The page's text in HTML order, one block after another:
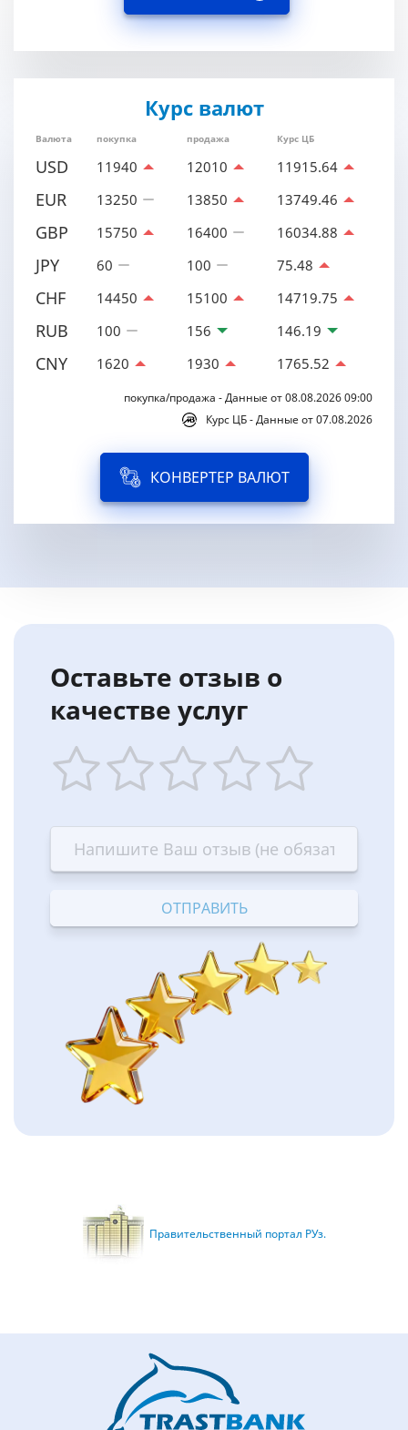
Курс валют
Валюта покупка продажа Курс ЦБ
USD 11940 12010 11915.64
EUR 13250 13850 13749.46
GBP 15750 16400 16034.88
JPY 60 100 75.48
CHF 14450 15100 14719.75
RUB 100 156 146.19
CNY 1620 1930 1765.52
покупка/продажа - Данные от 08.08.2026 09:00
Курс ЦБ - Данные от 07.08.2026
КОНВЕРТЕР ВАЛЮТ
Оставьте отзыв о
качестве услуг
star
Terrible
stars
—
Bad
stars
—
OK
stars
—
Good
stars
—
Excellent
Правительственный портал РУз.